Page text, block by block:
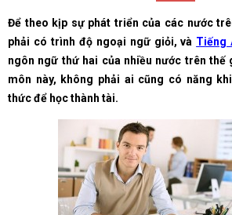
Để theo kịp sự phát triển của các nước
phải có trình độ ngoại ngữ giỏi, và Tiếng
ngôn ngữ thứ hai của nhiều nước trên thế
môn này, không phải ai cũng có năng
thức để học thành tài.